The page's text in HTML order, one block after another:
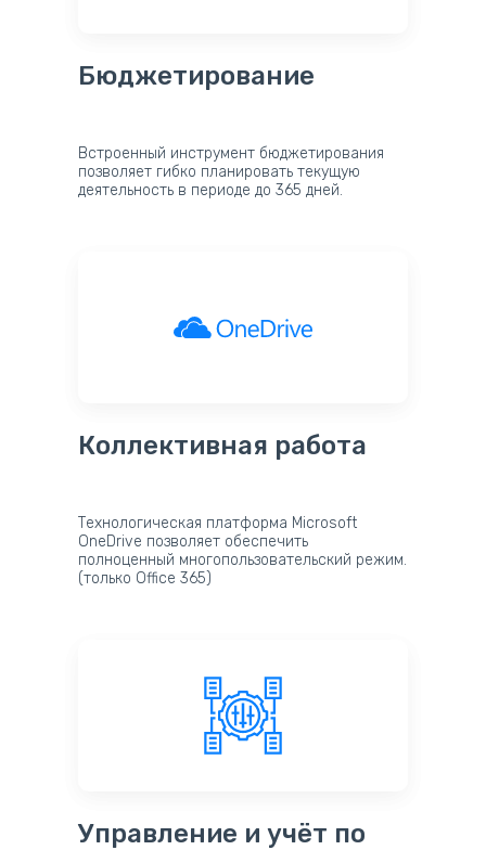
Бюджетирование
Встроенный инструмент бюджетирования
позволяет гибко планировать текущую
деятельность в периоде до 365 дней.
Коллективная работа
Технологическая платформа Microsoft
OneDrive позволяет обеспечить
полноценный многопользовательский режим.
(только Office 365)
Управление и учёт по